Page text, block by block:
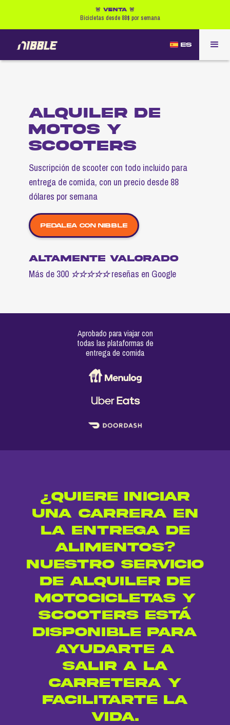
🚨 VENTA 🚨
Bicicletas desde 88$ por semana
ES
ALQUILER DE
MOTOS Y
SCOOTERS
Suscripción de scooter con todo incluido para
entrega de comida, con un precio desde 88
dólares por semana
Pedalea con Nibble
altamente valorado
Más de 300 ☆☆☆☆☆reseñas en Google
Aprobado para viajar con
todas las plataformas de
entrega de comida
¿Quiere iniciar
una carrera en
la entrega de
alimentos?
Nuestro servicio
de alquiler de
motocicletas y
scooters está
disponible para
ayudarte a
salir a la
carretera y
facilitarte la
vida.